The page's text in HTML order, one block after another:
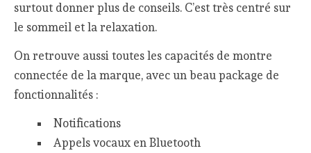
surtout donner plus de conseils. C’est très centré sur
le sommeil et la relaxation.
On retrouve aussi toutes les capacités de montre
connectée de la marque, avec un beau package de
fonctionnalités :
Notifications
Appels vocaux en Bluetooth